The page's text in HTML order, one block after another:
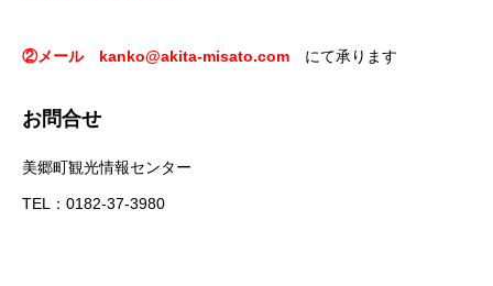
②メール kanko@akita-misato.com にて承ります
お問合せ
美郷町観光情報センター
TEL：0182-37-3980